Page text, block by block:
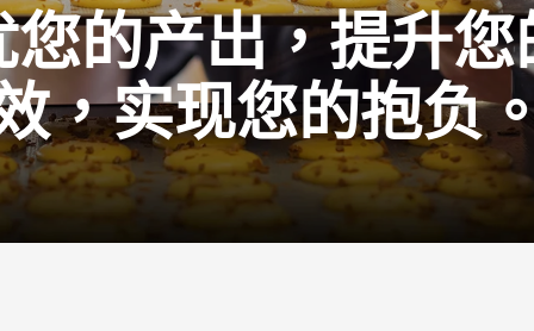
您的产出，提升您
，实现您的抱负